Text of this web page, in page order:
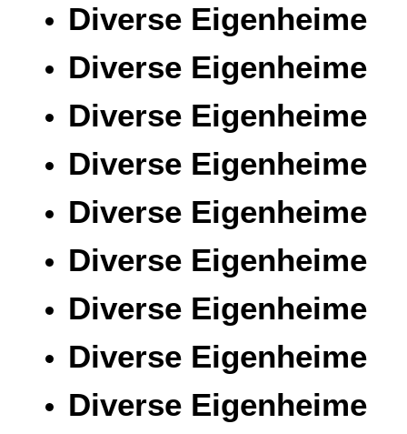
Diverse Eigenheime
Diverse Eigenheime
Diverse Eigenheime
Diverse Eigenheime
Diverse Eigenheime
Diverse Eigenheime
Diverse Eigenheime
Diverse Eigenheime
Diverse Eigenheime